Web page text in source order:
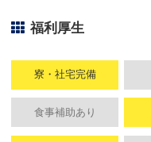
福利厚生
寮・社宅完備
食事補助あり